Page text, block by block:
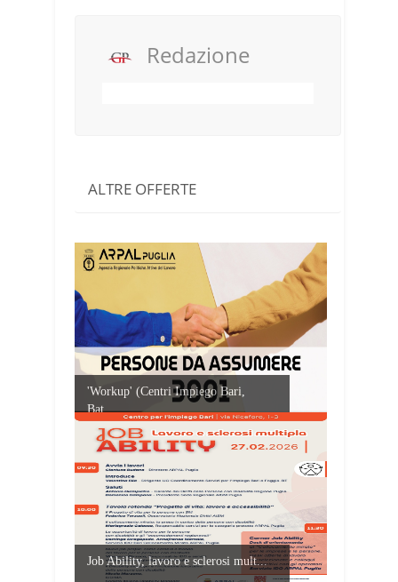
Redazione
ALTRE OFFERTE
'Workup' (Centri Impiego Bari,
Bat,...
Job Ability, lavoro e sclerosi mult...